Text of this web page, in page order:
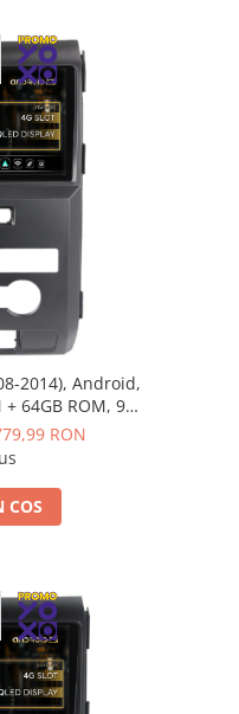
2014), Android,
64GB ROM, 9
BGRKIT138
RON
COS